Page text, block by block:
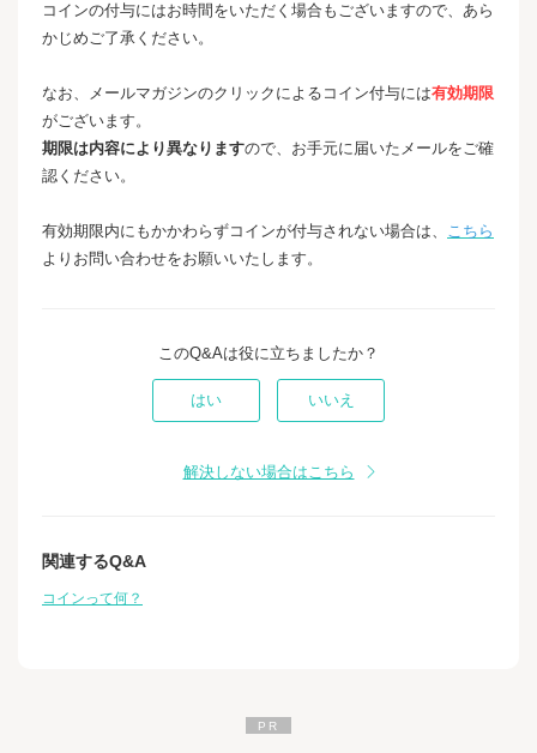
コインの付与にはお時間をいただく場合もございますので、あら
かじめご了承ください。
なお、メールマガジンのクリックによるコイン付与には有効期限
がございます。
期限は内容により異なりますので、お手元に届いたメールをご確
認ください。
有効期限内にもかかわらずコインが付与されない場合は、 こちら
よりお問い合わせをお願いいたします。
このQ&Aは役に立ちましたか？
はい いいえ
解決しない場合はこちら
関連するQ&A
コインって何？